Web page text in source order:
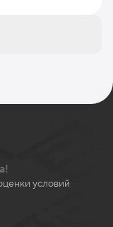
условий